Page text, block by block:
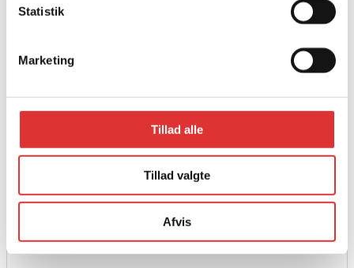
Statistik
Marketing
Tillad alle
Tillad valgte
Afvis
40 AH Højkapacitetsbatteri